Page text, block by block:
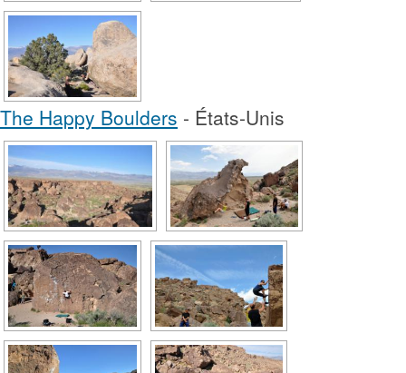
The Happy Boulders - États-Unis